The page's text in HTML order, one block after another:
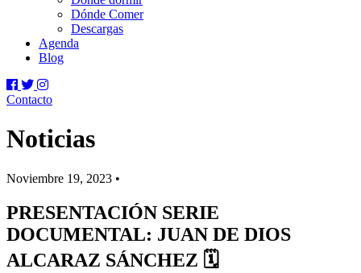
Dónde Comer
Descargas
Agenda
Blog
Contacto
Noticias
Noviembre 19, 2023 •
PRESENTACIÓN SERIE
DOCUMENTAL: JUAN DE DIOS
ALCARAZ SÁNCHEZ 🗓